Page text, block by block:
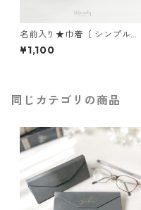
名前入り★巾着〔 シンプルロ
ゴ 〕オムツ入れ お着替え袋 入
学祝い 入園祝い 出産祝い プレ
¥1,100
同じカテゴリの商品